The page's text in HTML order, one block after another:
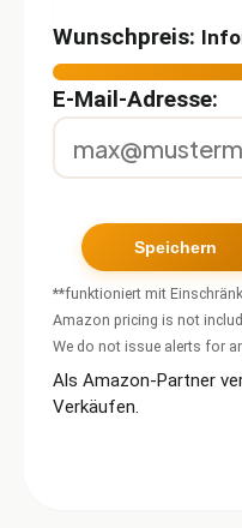
Wunschpreis:
E-Mail-Adresse:
**funktioniert mit
Amazon pricing is not
We do not issue alerts for
Als Amazon-Partner
Verkäufen.